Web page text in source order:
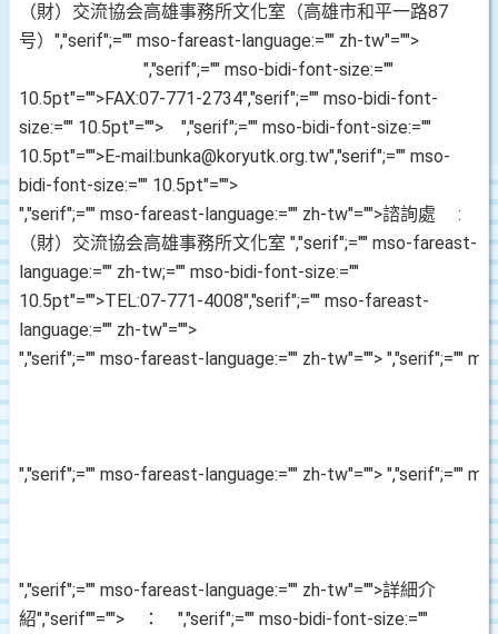
（財）交流協会高雄事務所文化室（高雄市和平一路87
号） ","serif";="" mso-fareast-language:="" zh-tw"="">
","serif";="" mso-bidi-font-size:=""
10.5pt"="">FAX:07-771-2734","serif";="" mso-bidi-font-
size:="" 10.5pt"=""> ","serif";="" mso-bidi-font-size:=""
10.5pt"="">E-mail:bunka@koryutk.org.tw","serif";="" mso-
bidi-font-size:="" 10.5pt"="">
","serif";="" mso-fareast-language:="" zh-tw"="">諮詢處
:
（財）交流協会高雄事務所文化室 ","serif";="" mso-fareast-
language:="" zh-tw;="" mso-bidi-font-size:=""
10.5pt"="">TEL:07-771-4008","serif";="" mso-fareast-
language:="" zh-tw"="">
","serif";="" mso-fareast-language:="" zh-tw"=""> ","serif";=""
","serif";="" mso-fareast-language:="" zh-tw"=""> ","serif";=""
","serif";="" mso-fareast-language:="" zh-tw"="">詳細介
紹","serif""=""> ： ","serif";="" mso-bidi-font-size:=""